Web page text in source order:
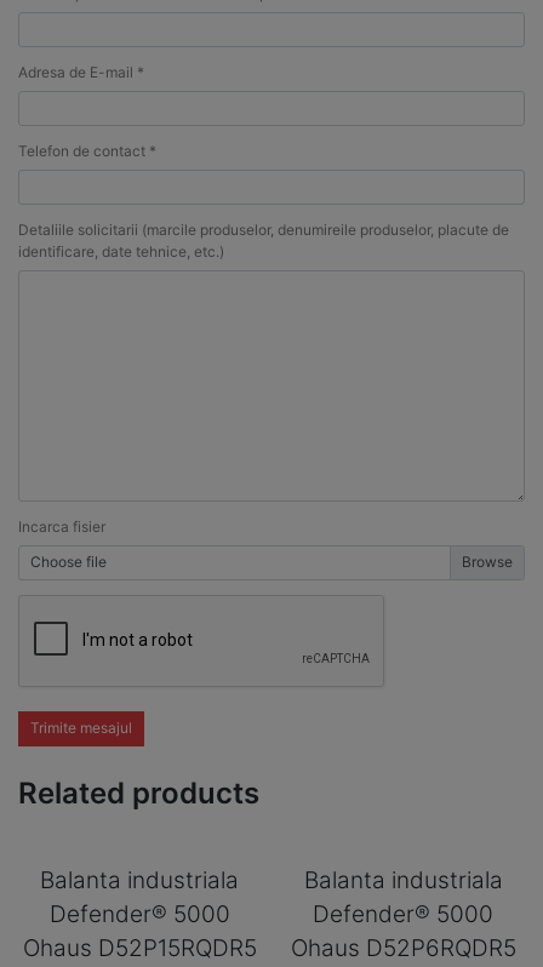
Adresa de E-mail *
Telefon de contact *
Detaliile solicitarii (marcile produselor, denumireile produselor, placute de
identificare, date tehnice, etc.)
Incarca fisier
Choose file
Trimite mesajul
Related products
Balanta industriala
Defender® 5000
Ohaus D52P15RQDR5
Balanta industriala
Defender® 5000
Ohaus D52P6RQDR5